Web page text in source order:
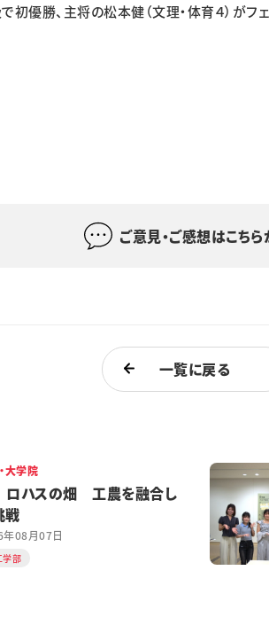
初優勝、主将の松本健（文理・体育４）が
ご意見・ご感想はこちら
一覧に戻る
大学院
ハスの畑 工農を融合し
戦
08月07日
学部